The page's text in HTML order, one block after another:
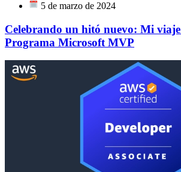
5 de marzo de 2024
Celebrando un hitó nuevo: Mi
Programa Microsoft MVP